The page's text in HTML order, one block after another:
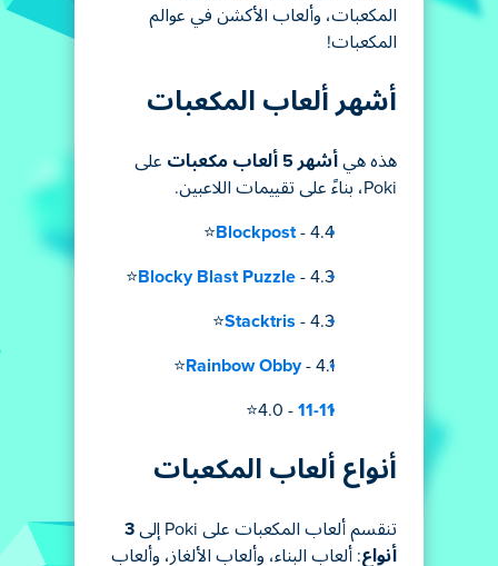
المكعبات، وألعاب الأكشن في عوالم
المكعبات!
أشهر ألعاب المكعبات
هذه هي أشهر 5 ألعاب مكعبات
على
Poki، بناءً على تقييمات اللاعبين.
Blockpost - 4.4⭐
Blocky Blast Puzzle - 4.3⭐
Stacktris - 4.3⭐
Rainbow Obby- 4.1⭐
11-11
- 4.0⭐
أنواع ألعاب المكعبات
تنقسم ألعاب المكعبات على Poki إلى
3
أنواع: ألعاب البناء، وألعاب الألغاز، وألعاب